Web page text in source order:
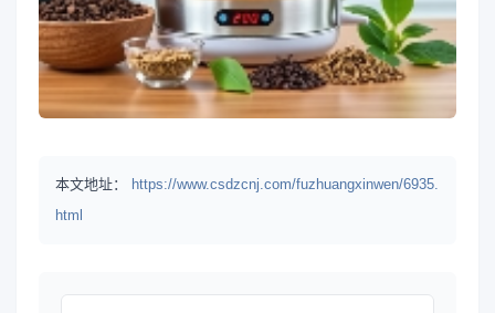
本文地址：
https://www.csdzcnj.com/fuzhuangxinwen/6935.
html